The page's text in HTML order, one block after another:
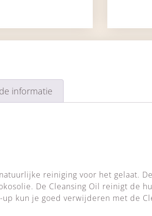
informatie
reiniging voor het gelaat.
De Cleansing Oil reinigt de
kun je goed verwijderen met de